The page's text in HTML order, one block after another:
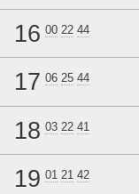
16 00 22 44
17 06 25 44
18 03 22 41
19 01 21 42